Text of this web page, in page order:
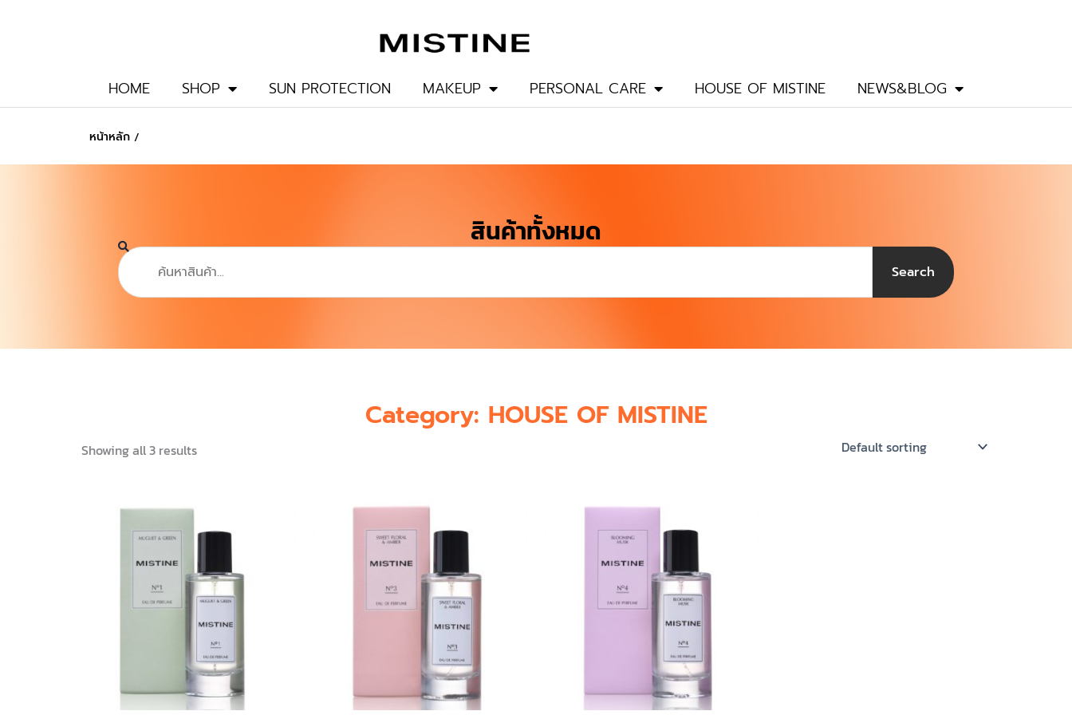
HOME SHOP SUN PROTECTION MAKEUP PERSONAL CARE HOUSE OF MISTINE NEWS&BLOG
หน้าหลัก /
สินค้าทั้งหมด
Search
Search
Category: HOUSE OF MISTINE
Showing all 3 results